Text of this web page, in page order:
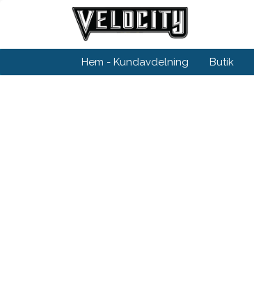
Hem - Kundavdelning Butik